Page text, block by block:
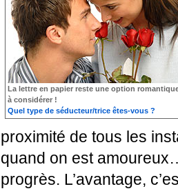
La lettre en papier reste une option
à considérer !
Quel type de séducteur/trice êtes-vous ?
proximité de tous les
quand on est
progrès. L’avantage,